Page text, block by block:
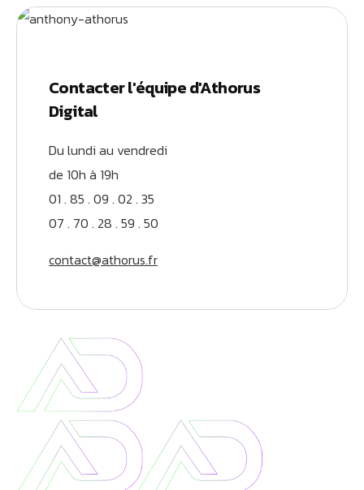
Contacter l'équipe d'Athorus
Digital
Du lundi au vendredi
de 10h à 19h
01 . 85 . 09 . 02 . 35
07 . 70 . 28 . 59 . 50
contact@athorus.fr